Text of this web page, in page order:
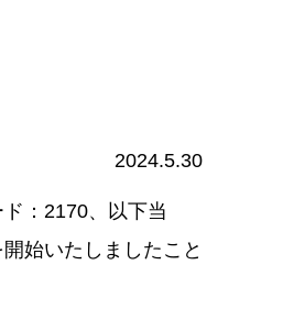
2024.5.30
：2170、以下当
始いたしましたこと